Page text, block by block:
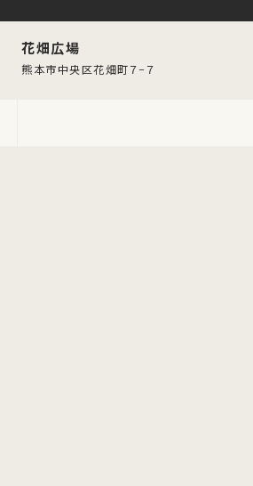
花畑広場
熊本市中央区花畑町７−７